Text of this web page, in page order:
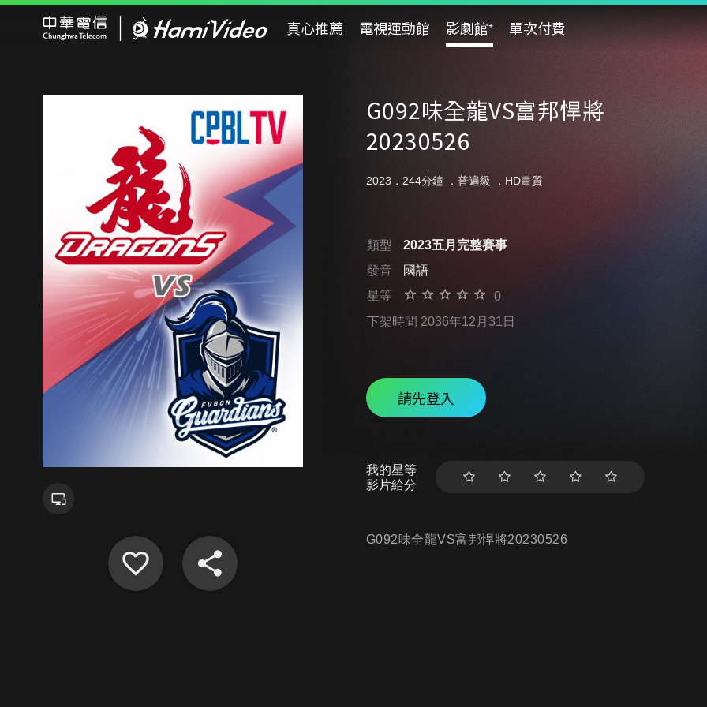
真心推薦 電視運動館 影劇館⁺ 單次付費
G092味全龍VS富邦悍將
20230526
2023．244分鐘 ． 普遍級 ．HD畫質
類型
2023五月完整賽事
發音
國語
星等
0
下架時間 2036年12月31日
請先登入
我的星等
影片給分
G092味全龍VS富邦悍將20230526